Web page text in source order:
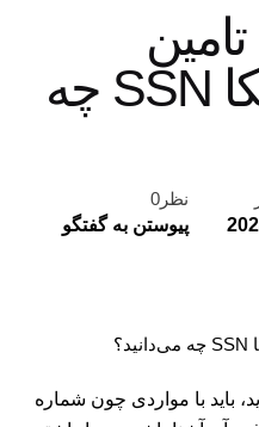
اجتماعی آمریکا SSN چه
نظر0
پیوستن به گفتگو
باید با مواردی چون شماره